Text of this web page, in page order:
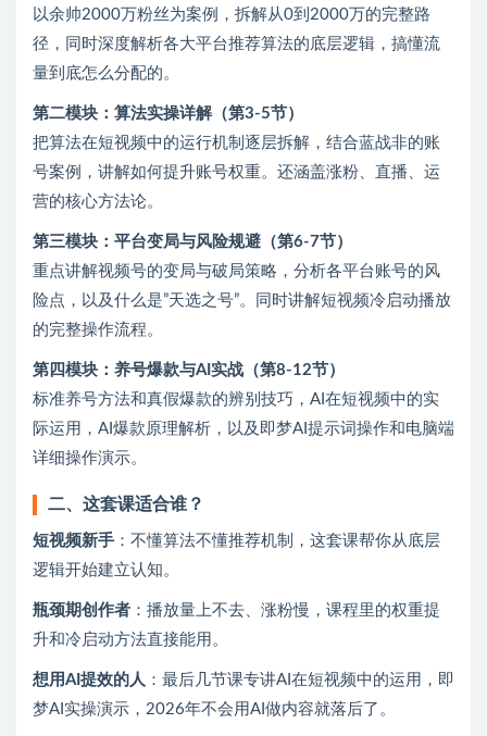
以余帅2000万粉丝为案例，拆解从0到2000万的完整路
径，同时深度解析各大平台推荐算法的底层逻辑，搞懂流
量到底怎么分配的。
第二模块：算法实操详解（第3-5节）
把算法在短视频中的运行机制逐层拆解，结合蓝战非的账
号案例，讲解如何提升账号权重。还涵盖涨粉、直播、运
营的核心方法论。
第三模块：平台变局与风险规避（第6-7节）
重点讲解视频号的变局与破局策略，分析各平台账号的风
险点，以及什么是”天选之号”。同时讲解短视频冷启动播放
的完整操作流程。
第四模块：养号爆款与AI实战（第8-12节）
标准养号方法和真假爆款的辨别技巧，AI在短视频中的实
际运用，AI爆款原理解析，以及即梦AI提示词操作和电脑端
详细操作演示。
二、这套课适合谁？
短视频新手 ‌：不懂算法不懂推荐机制，这套课帮你从底层
逻辑开始建立认知。
瓶颈期创作者 ‌：播放量上不去、涨粉慢，课程里的权重提
升和冷启动方法直接能用。
想用AI提效的人 ‌：最后几节课专讲AI在短视频中的运用，即
梦AI实操演示，2026年不会用AI做内容就落后了。